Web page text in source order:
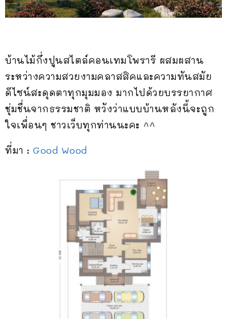
บ้านไม้กึ่งปูนสไตล์คอนเทมโพรารี ผสมผสาน
ระหว่างความสวยงามคลาสสิคและความทันสมัย
ดีไซน์สะดุดตาทุกมุมมอง มากไปด้วยบรรยากาศ
ชุ่มชื่นจากธรรมชาติ หวังว่าแบบบ้านหลังนี้จะถูก
ใจเพื่อนๆ ชาวเว็บทุกท่านนะคะ ^^
ที่มา : Good Wood